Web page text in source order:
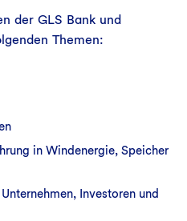
der GLS Bank und
Themen:
in Windenergie, Speicher
Investoren und